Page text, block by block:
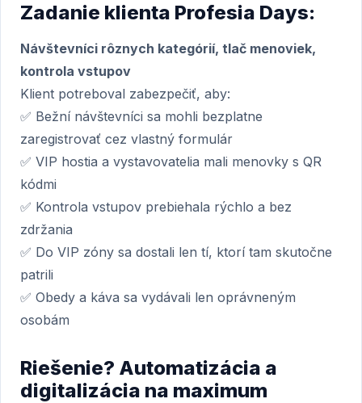
Zadanie klienta Profesia Days:
Návštevníci rôznych kategórií, tlač menoviek,
kontrola vstupov
Klient potreboval zabezpečiť, aby:
✅ Bežní návštevníci sa mohli bezplatne
zaregistrovať cez vlastný formulár
✅ VIP hostia a vystavovatelia mali menovky s QR
kódmi
✅ Kontrola vstupov prebiehala rýchlo a bez
zdržania
✅ Do VIP zóny sa dostali len tí, ktorí tam skutočne
patrili
✅ Obedy a káva sa vydávali len oprávneným
osobám
Riešenie? Automatizácia a
digitalizácia na maximum